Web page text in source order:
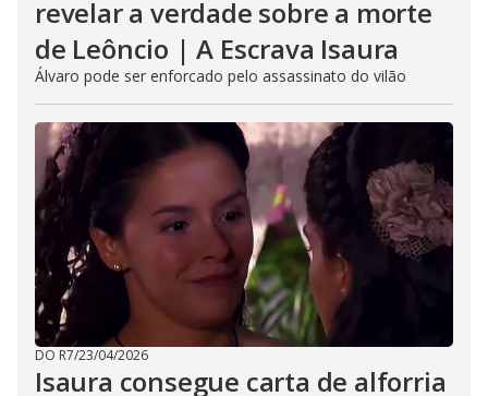
revelar a verdade sobre a morte
de Leôncio | A Escrava Isaura
Álvaro pode ser enforcado pelo assassinato do vilão
DO R7/23/04/2026
Isaura consegue carta de alforria